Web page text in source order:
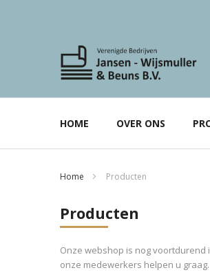
HOME OVER ONS
Home Producten
Producten
Onze webshop is nog voortdurend
onze medewerkers helpen u graag.